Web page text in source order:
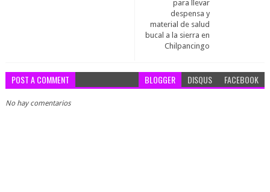
para llevar
despensa y
material de salud
bucal a la sierra en
Chilpancingo
POST A COMMENT BLOGGER DISQUS FACEBOOK
No hay comentarios